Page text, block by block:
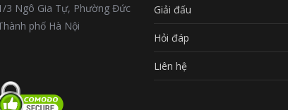
3 Ngô Gia Tự, Phường Đức
phố Hà Nội
Giải đấu
Hỏi đáp
Liên hệ